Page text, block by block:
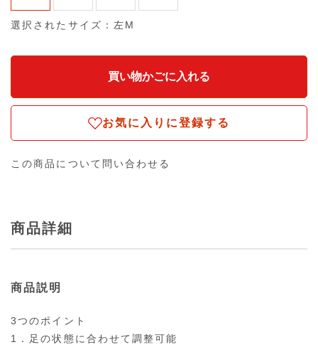
選択されたサイズ：左M
お気に入りに登録する
この商品について問い合わせる
商品詳細
商品説明
3つのポイント
1．足の状態に合わせて調整可能